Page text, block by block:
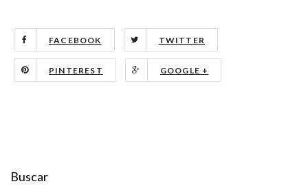
FACEBOOK TWITTER
PINTEREST GOOGLE +
Buscar